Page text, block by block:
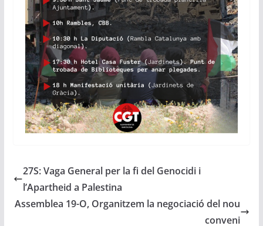
27S: Vaga General per la fi del Genocidi i
l’Apartheid a Palestina
Assemblea 19-O, Organitzem la negociació del nou
conveni